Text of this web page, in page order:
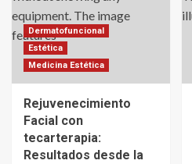
Dermatofuncional
Estética
Medicina Estética
Rejuvenecimiento
Facial con
tecarterapia:
Resultados desde la